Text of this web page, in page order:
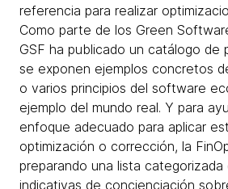
referencia para realizar
Como parte de los Green
GSF ha publicado un catálogo de
se exponen ejemplos concretos
o varios principios del software
ejemplo del mundo real. Y para
enfoque adecuado para aplicar
optimización o corrección, la
preparando una lista categorizada
indicativas de concienciación